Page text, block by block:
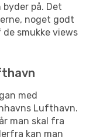
på. Det
noget godt
smukke views
med
Lufthavn.
man skal fra
kan man